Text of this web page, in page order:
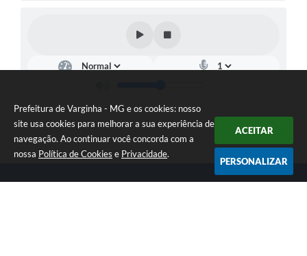
Prefeitura de Varginha - MG e os cookies: nosso
site usa cookies para melhorar a sua experiência de
navegação. Ao continuar você concorda com a
nossa Política de Cookies e Privacidade.
ACEITAR
PERSONALIZAR